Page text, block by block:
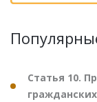
Статья 10.